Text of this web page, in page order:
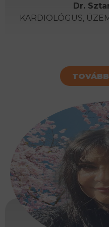
Dr.
KARDIOLÓGUS,